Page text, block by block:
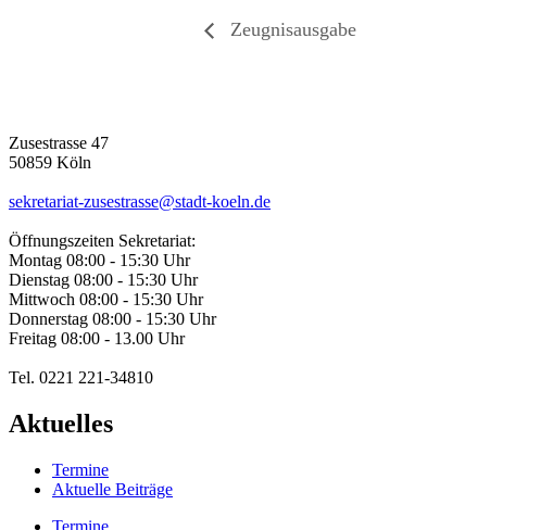
Zeugnisausgabe
Zusestrasse 47
50859 Köln
sekretariat-zusestrasse@stadt-koeln.de
Öffnungszeiten Sekretariat:
Montag 08:00 - 15:30 Uhr
Dienstag 08:00 - 15:30 Uhr
Mittwoch 08:00 - 15:30 Uhr
Donnerstag 08:00 - 15:30 Uhr
Freitag 08:00 - 13.00 Uhr
Tel. 0221 221-34810
Aktuelles
Termine
Aktuelle Beiträge
Termine